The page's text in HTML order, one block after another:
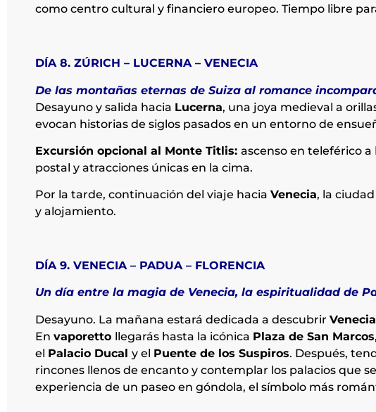
como centro cultural y financiero europeo. Tiempo libre
DÍA 8. ZÚRICH – LUCERNA – VENECIA
De las montañas eternas de Suiza al romance
Desayuno y salida hacia Lucerna, una joya medieval a
evocan historias de siglos pasados en un entorno de
Excursión opcional al Monte Titlis: ascenso en teleférico a
postal y atracciones únicas en la cima.
Por la tarde, continuación del viaje hacia Venecia, la
y alojamiento.
DÍA 9. VENECIA – PADUA – FLORENCIA
Un día entre la magia de Venecia, la espiritualidad de
Desayuno. La mañana estará dedicada a descubrir Venecia
En vaporetto llegarás hasta la icónica Plaza de San Marcos
el Palacio Ducal y el Puente de los Suspiros. Después,
rincones llenos de encanto y contemplar los palacios que
experiencia de un paseo en góndola, el símbolo más